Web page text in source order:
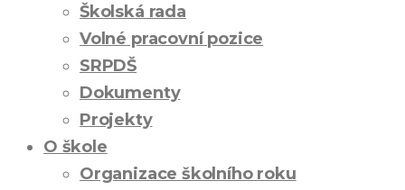
Školská rada
Volné pracovní pozice
SRPDŠ
Dokumenty
Projekty
O škole
Organizace školního roku